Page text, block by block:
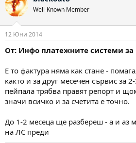
Well-Known Member
12 Юни 2014
От: Инфо платежните системи за
Е то фактура няма как стане -
както и за друг месечен сървис за
пейпала трябва правят репорт и
значи всичко и за счетита е точно.
До 1-2 месеца ще разбереш - а и аз
на ЛС преди